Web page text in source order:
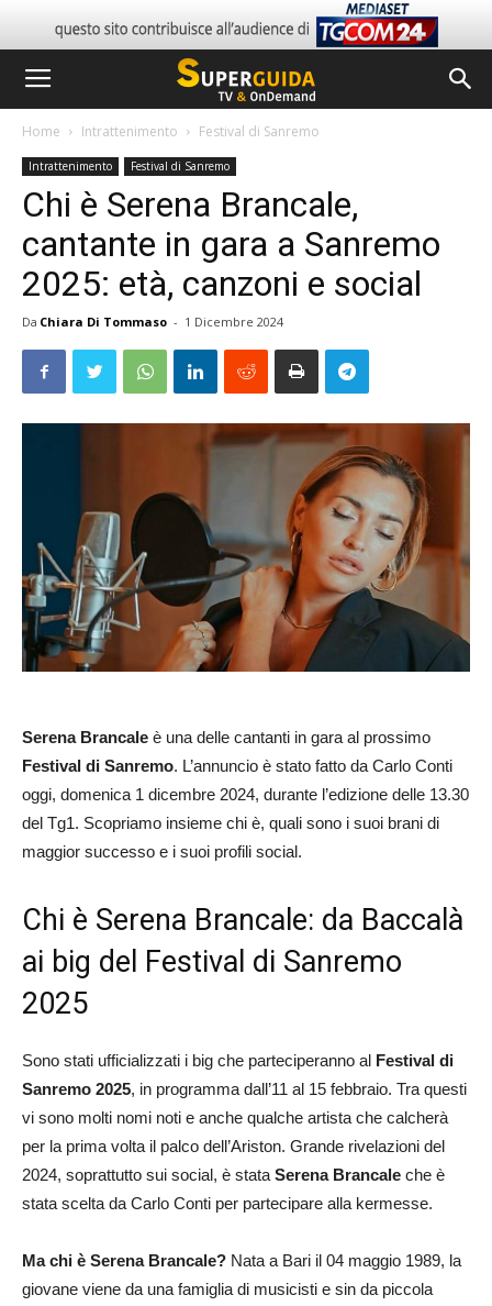
Home Intrattenimento Festival di Sanremo
Intrattenimento Festival di Sanremo
Chi è Serena Brancale,
cantante in gara a Sanremo
2025: età, canzoni e social
Da Chiara Di Tommaso - 1 Dicembre 2024
Serena Brancale è una delle cantanti in gara al prossimo
Festival di Sanremo. L’annuncio è stato fatto da Carlo Conti
oggi, domenica 1 dicembre 2024, durante l’edizione delle 13.30
del Tg1. Scopriamo insieme chi è, quali sono i suoi brani di
maggior successo e i suoi profili social.
Chi è Serena Brancale: da Baccalà
ai big del Festival di Sanremo
2025
Sono stati ufficializzati i big che parteciperanno al Festival di
Sanremo 2025, in programma dall’11 al 15 febbraio. Tra questi
vi sono molti nomi noti e anche qualche artista che calcherà
per la prima volta il palco dell’Ariston. Grande rivelazioni del
2024, soprattutto sui social, è stata Serena Brancale che è
stata scelta da Carlo Conti per partecipare alla kermesse.
Ma chi è Serena Brancale? Nata a Bari il 04 maggio 1989, la
giovane viene da una famiglia di musicisti e sin da piccola